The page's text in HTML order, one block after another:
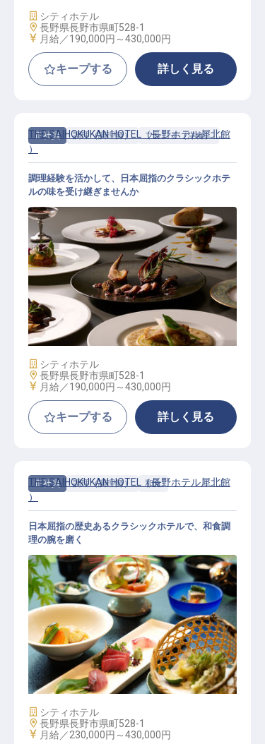
施設業態
シティホテル
勤務地
長野県長野市県町528-1
給与
月給／190,000円～430,000円
キープする 詳しく見る
正社員 調理（調理師） フレンチ（洋食）
洋食調理（県庁付近の観光エリア／
家族手当・食事手当／寮費1.3万円）
THE SAIHOKUKAN HOTEL（長野ホテル犀北館
）
調理経験を活かして、日本屈指のクラシックホテ
ルの味を受け継ぎませんか
施設業態
シティホテル
勤務地
長野県長野市県町528-1
給与
月給／190,000円～430,000円
キープする 詳しく見る
正社員 調理（調理師） 和食
和食調理（県庁付近の観光エリア／
家族手当・食事手当／寮費1.3万円）
THE SAIHOKUKAN HOTEL（長野ホテル犀北館
）
日本屈指の歴史あるクラシックホテルで、和食調
理の腕を磨く
施設業態
シティホテル
勤務地
長野県長野市県町528-1
給与
月給／230,000円～430,000円